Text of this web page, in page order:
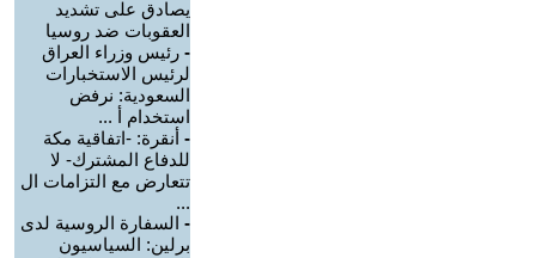
يصادق على تشديد
العقوبات ضد روسيا
- رئيس وزراء العراق
لرئيس الاستخبارات
السعودية: نرفض
استخدام أ ...
- أنقرة: -اتفاقية مكة
للدفاع المشترك- لا
تتعارض مع التزامات ال
...
- السفارة الروسية لدى
برلين: السياسيون